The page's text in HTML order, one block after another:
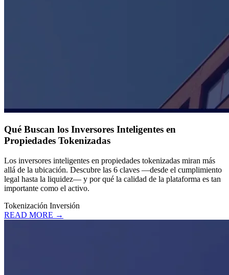
Qué Buscan los Inversores Inteligentes en
Propiedades Tokenizadas
Los inversores inteligentes en propiedades tokenizadas miran más
allá de la ubicación. Descubre las 6 claves —desde el cumplimiento
legal hasta la liquidez— y por qué la calidad de la plataforma es tan
importante como el activo.
Tokenización Inversión
READ MORE →